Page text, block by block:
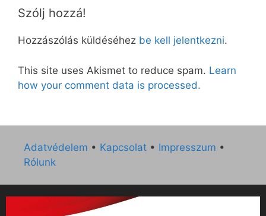
Szólj hozzá!
Hozzászólás küldéséhez be kell jelentkezni.
This site uses Akismet to reduce spam. Learn
how your comment data is processed.
Adatvédelem • Kapcsolat • Impresszum •
Rólunk